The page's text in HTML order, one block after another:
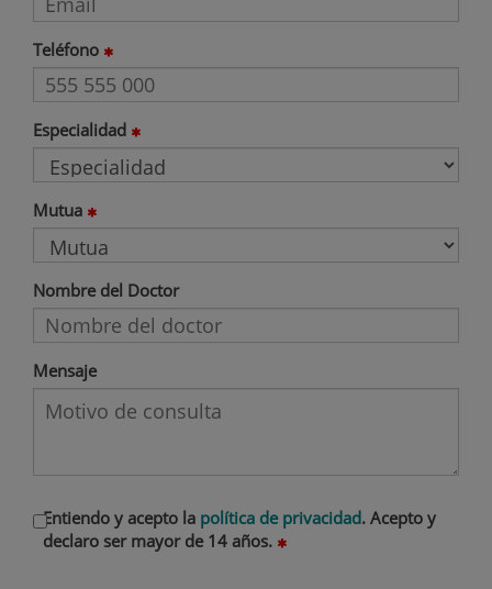
Teléfono
Especialidad
Mutua
Nombre del Doctor
Mensaje
Entiendo y acepto la política de privacidad. Acepto y
declaro ser mayor de 14 años.